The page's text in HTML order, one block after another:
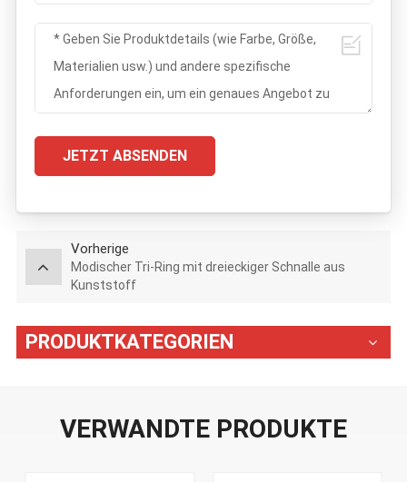
JETZT ABSENDEN
Vorherige
Modischer Tri-Ring mit dreieckiger Schnalle aus
Kunststoff
PRODUKTKATEGORIEN
VERWANDTE PRODUKTE